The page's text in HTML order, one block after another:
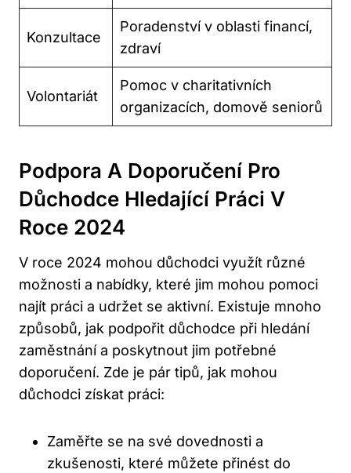
Konzultace
Poradenství v oblasti financí,
zdraví
Volontariát
Pomoc v charitativních
organizacích, domově seniorů
Podpora A Doporučení Pro
Důchodce Hledající Práci V
Roce 2024
V roce 2024 mohou důchodci využít různé
možnosti a nabídky, které jim mohou pomoci
najít práci a udržet se aktivní. Existuje mnoho
způsobů, jak podpořit důchodce při hledání
zaměstnání a poskytnout jim potřebné
doporučení. Zde je pár tipů, jak mohou
důchodci získat práci:
Zaměřte se na své dovednosti a
zkušenosti, které můžete přinést do